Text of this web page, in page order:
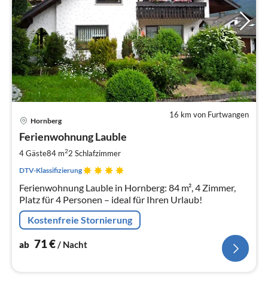
16 km von Furtwangen
Hornberg
Ferienwohnung Lauble
4 Gäste84 m22 Schlafzimmer
DTV-Klassifizierung
Ferienwohnung Lauble in Hornberg: 84 m², 4 Zimmer,
Platz für 4 Personen – ideal für Ihren Urlaub!
Kostenfreie Stornierung
ab 71€/ Nacht